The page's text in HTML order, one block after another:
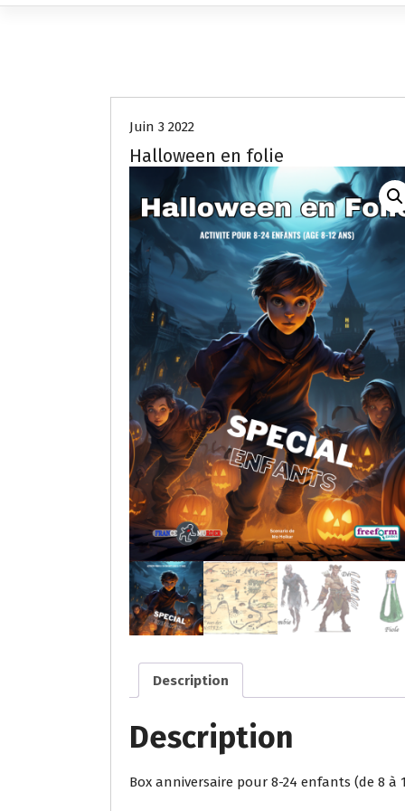
Juin 3 2022
Halloween en folie
Description
Description
Box anniversaire pour 8-24 enfants (de 8 à